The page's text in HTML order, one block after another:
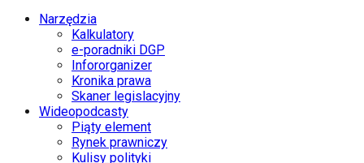
Narzędzia
Kalkulatory
e-poradniki DGP
Infororganizer
Kronika prawa
Skaner legislacyjny
Wideopodcasty
Piąty element
Rynek prawniczy
Kulisy polityki